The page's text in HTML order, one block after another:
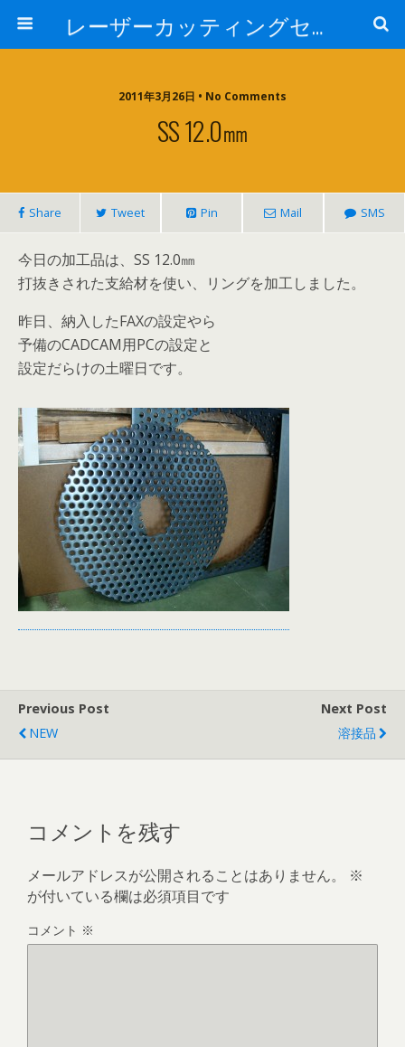
レーザーカッティングセンター 株式会社 中本鉄工所
2011年3月26日 • No Comments
SS 12.0㎜
Share Tweet Pin Mail SMS
今日の加工品は、SS 12.0㎜
打抜きされた支給材を使い、リングを加工しました。
昨日、納入したFAXの設定やら
予備のCADCAM用PCの設定と
設定だらけの土曜日です。
Previous Post
NEW
Next Post
溶接品
コメントを残す
メールアドレスが公開されることはありません。
※
が付いている欄は必須項目です
コメント ※